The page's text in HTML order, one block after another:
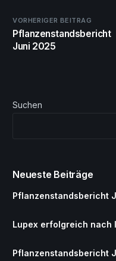
VORHERIGER BEITRAG
Pflanzenstandsbericht
Juni 2025
Suchen
Neueste Beiträge
Pflanzenstandsbericht
Lupex erfolgreich nach
Pflanzenstandsbericht